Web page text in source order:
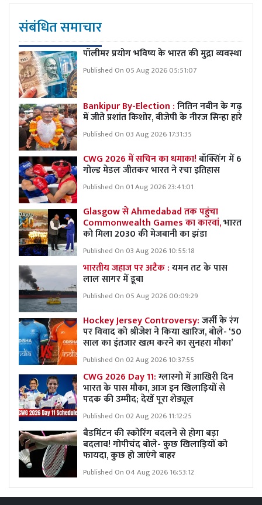
संबंधित समाचार
पॉलीमर प्रयोग भविष्य के भारत की मुद्रा व्यवस्था
Published On 05 Aug 2026 05:51:07
Bankipur By-Election :नितिन नबीन के गढ़
में जीते प्रशांत किशोर, बीजेपी के नीरज सिन्हा हारे
Published On 03 Aug 2026 17:31:35
CWG 2026 में सचिन का धमाका!बॉक्सिंग में 6
गोल्ड मेडल जीतकर भारत ने रचा इतिहास
Published On 01 Aug 2026 23:41:01
Glasgow से Ahmedabad तक पहुंचा
Commonwealth Games का कारवां,भारत
को मिला 2030 की मेजबानी का झंडा
Published On 03 Aug 2026 10:55:18
भारतीय जहाज पर अटैक :यमन तट के पास
लाल सागर में डूबा
Published On 05 Aug 2026 00:09:29
Hockey Jersey Controversy:जर्सी के रंग
पर विवाद को श्रीजेश ने किया खारिज, बोले- ‘50
साल का इंतजार खत्म करने का सुनहरा मौका’
Published On 02 Aug 2026 10:37:55
CWG 2026 Day 11:ग्लास्गो में आखिरी दिन
भारत के पास मौका, आज इन खिलाड़ियों से
पदक की उम्मीद; देखें पूरा शेड्यूल
Published On 02 Aug 2026 11:12:25
बैडमिंटन की स्कोरिंग बदलने से होगा बड़ा
बदलाव! गोपीचंद बोले- कुछ खिलाड़ियों को
फायदा, कुछ हो जाएंगे बाहर
Published On 04 Aug 2026 16:53:12